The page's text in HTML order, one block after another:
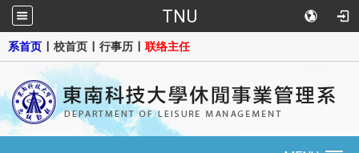
TNU
系首页 校首页 行事历 联络主任